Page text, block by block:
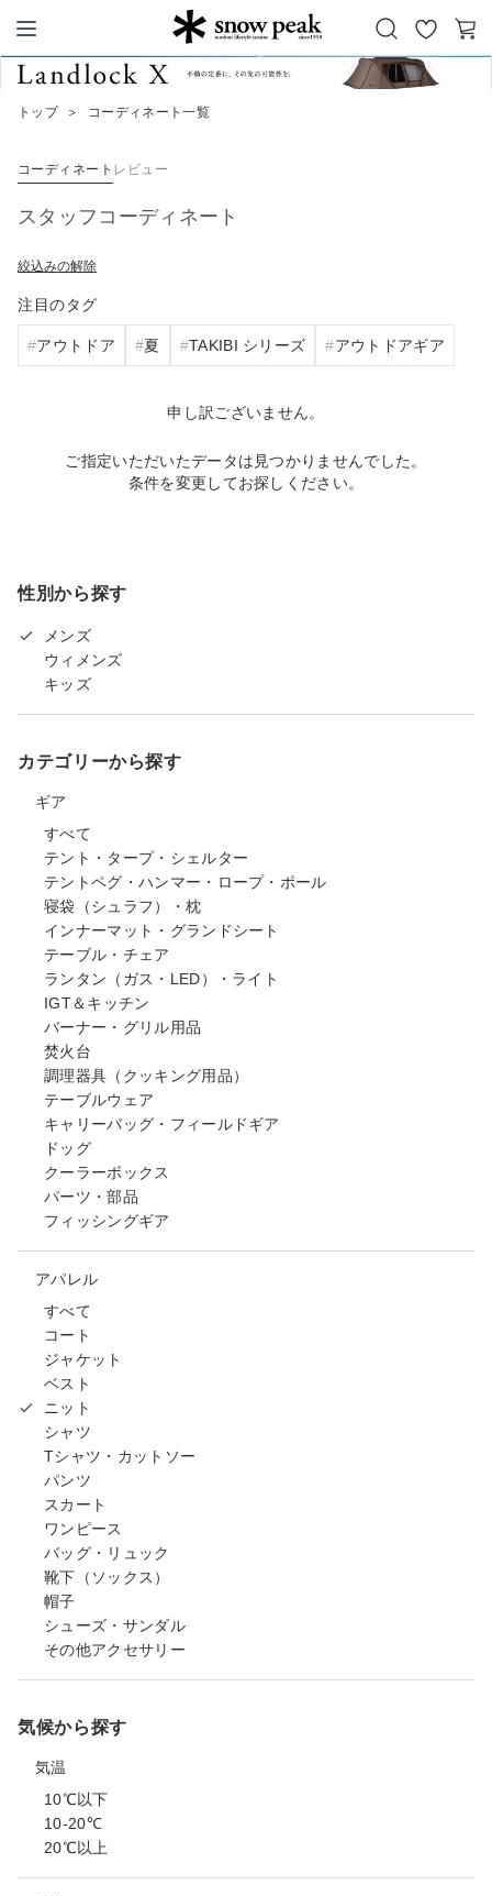
Snow Peak
お
気
カ
トップ ＞ コーディネート一覧
コーディネート レビュー
スタッフコーディネート
絞込みの解除
注目のタグ
アウトドア 夏 TAKIBI シリーズ アウトドアギア
申し訳ございません。
ご指定いただいたデータは見つかりませんでした。
条件を変更してお探しください。
性別から探す
メンズ
ウィメンズ
キッズ
カテゴリーから探す
ギア
すべて
テント・タープ・シェルター
テントペグ・ハンマー・ロープ・ポール
寝袋（シュラフ）・枕
インナーマット・グランドシート
テーブル・チェア
ランタン（ガス・LED）・ライト
IGT＆キッチン
バーナー・グリル用品
焚火台
調理器具（クッキング用品）
テーブルウェア
キャリーバッグ・フィールドギア
ドッグ
クーラーボックス
パーツ・部品
フィッシングギア
アパレル
すべて
コート
ジャケット
ベスト
ニット
シャツ
Tシャツ・カットソー
パンツ
スカート
ワンピース
バッグ・リュック
靴下（ソックス）
帽子
シューズ・サンダル
その他アクセサリー
気候から探す
気温
10℃以下
10-20℃
20℃以上